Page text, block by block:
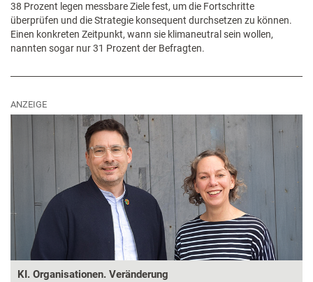
38 Prozent legen messbare Ziele fest, um die Fortschritte
überprüfen und die Strategie konsequent durchsetzen zu können.
Einen konkreten Zeitpunkt, wann sie klimaneutral sein wollen,
nannten sogar nur 31 Prozent der Befragten.
ANZEIGE
KI. Organisationen. Veränderung